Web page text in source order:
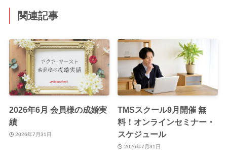
関連記事
2026年6月 会員様の成婚実
績
2026年7月31日
TMSスクール9月開催 無
料！オンラインセミナー・
スケジュール
2026年7月31日